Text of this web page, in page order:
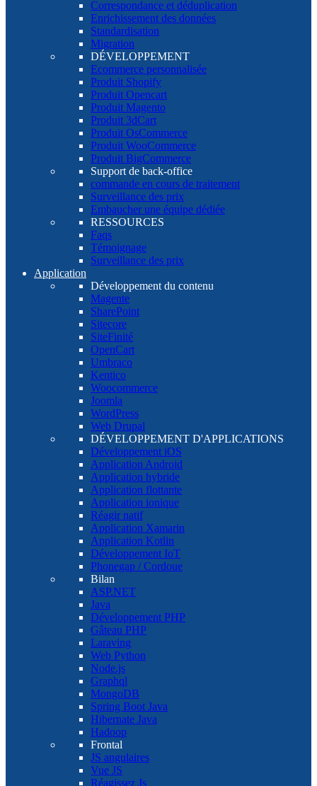
Correspondance et déduplication
Enrichissement des données
Standardisation
Migration
DÉVELOPPEMENT
Ecommerce personnalisée
Produit Shopify
Produit Opencart
Produit Magento
Produit 3dCart
Produit OsCommerce
Produit WooCommerce
Produit BigCommerce
Support de back-office
commande en cours de traitement
Surveillance des prix
Embaucher une équipe dédiée
RESSOURCES
Faqs
Témoignage
Surveillance des prix
Application
Développement du contenu
Magente
SharePoint
Sitecore
SiteFinité
OpenCart
Umbraco
Kentico
Woocommerce
Joomla
WordPress
Web Drupal
DÉVELOPPEMENT D'APPLICATIONS
Développement iOS
Application Android
Application hybride
Application flottante
Application ionique
Réagir natif
Application Xamarin
Application Kotlin
Développement IoT
Phonegap / Cordoue
Bilan
ASP.NET
Java
Développement PHP
Gâteau PHP
Laraving
Web Python
Node.js
Graphql
MongoDB
Spring Boot Java
Hibernate Java
Hadoop
Frontal
JS angulaires
Vue JS
Réagissez Js